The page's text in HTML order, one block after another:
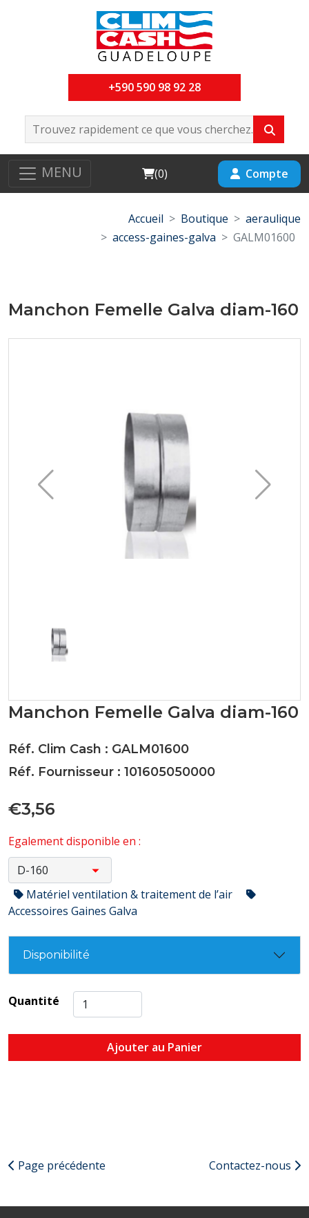
+590 590 98 92 28
MENU Cart
(0) Compte
Accueil Boutique
aeraulique
access-gaines-galva
GALM01600
Manchon Femelle Galva diam-160
Manchon Femelle Galva diam-160
Réf. Clim Cash : GALM01600
Réf. Fournisseur : 101605050000
€3,56
Egalement disponible en :
Matériel ventilation & traitement de l’air
Accessoires Gaines Galva
Disponibilité
Quantité
Ajouter au Panier
Page précédente Contactez-nous